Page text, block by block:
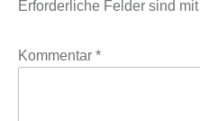
Erforderliche Felder sind mit
Kommentar *